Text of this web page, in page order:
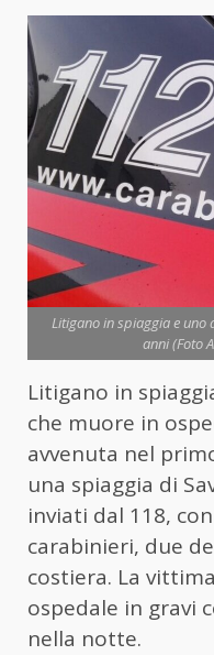
Litigano in spiaggia e
anni (Foto
Litigano in
che muore in
avvenuta nel
una spiaggia di
inviati dal 118,
carabinieri, due
costiera. La
ospedale in gravi
nella notte.